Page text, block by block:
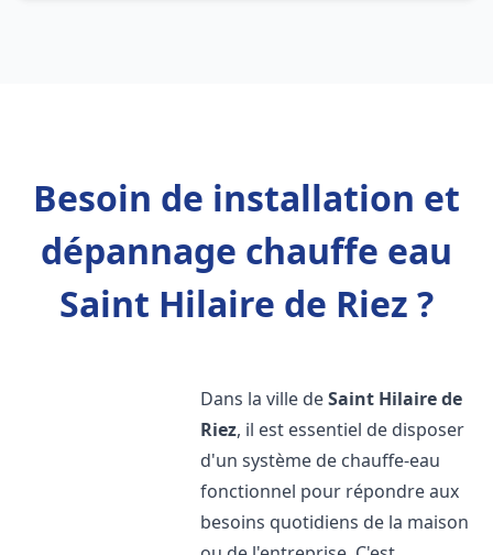
Besoin de installation et
dépannage chauffe eau
Saint Hilaire de Riez ?
Dans la ville deSaint Hilaire de
Riez, il est essentiel de disposer
d'un système de chauffe-eau
fonctionnel pour répondre aux
besoins quotidiens de la maison